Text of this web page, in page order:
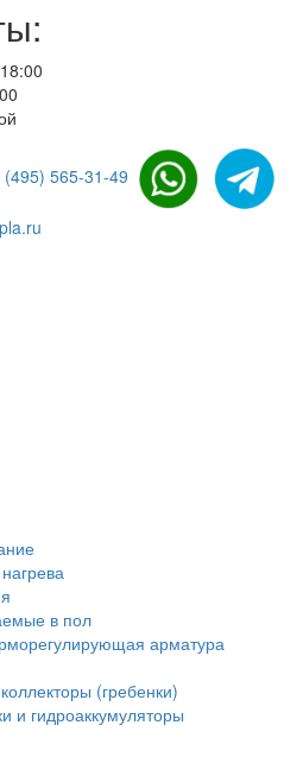
(495) 565-31-49
в пол
арматура
(гребенки)
и гидроаккумуляторы